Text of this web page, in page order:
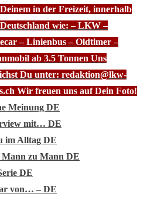
in der Freizeit, innerhalb
wie: – LKW –
– Linienbus – Oldtimer –
ab 3.5 Tonnen Uns
Du unter: redaktion@lkw-
Wir freuen uns auf Dein Foto!
Meinung DE
mit… DE
im Alltag DE
Mann zu Mann DE
DE
von… – DE